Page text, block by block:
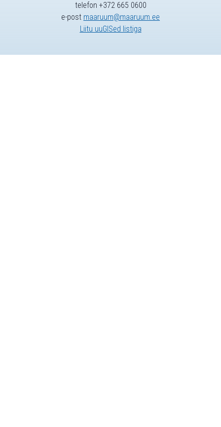
telefon +372 665 0600
e-post maaruum@maaruum.ee
Liitu uuGISed listiga